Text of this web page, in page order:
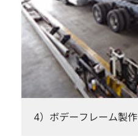
4）ボデーフレーム製作